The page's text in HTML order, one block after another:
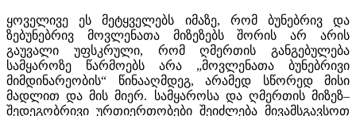
ყოველივე ეს მეტყველებს იმაზე, რომ ბუნებრივ და
ზებუნებრივ მოვლენათა მიზეზებს შორის არ არის
გაუვალი უფსკრული, რომ ღმერთის განგებულება
სამყაროზე წარმოებს არა „მოვლენათა ბუნებრივი
მიმდინარეობის“ წინააღმდეგ, არამედ სწორედ მისი
მადლით და მის მიერ. სამყაროსა და ღმერთის მიზეზ–
შედეგობრივი ურთიერთობები შეიძლება მივამსგავსოთ